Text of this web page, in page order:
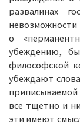
развалинах
невозможности
о
убеждению,
философской
убеждают
все тщетно и
эти имеют